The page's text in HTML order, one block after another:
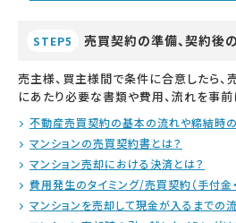
STEP5 売買契約の準備、契約後
売主様、買主様間で条件に合意したら、
にあたり必要な書類や費用、流れを事前
不動産売買契約の基本の流れや締結時
マンションの売買契約書とは？
マンション売却における決済とは？
費用発生のタイミング/売買契約（手付金
マンションを売却して現金が入るまでの